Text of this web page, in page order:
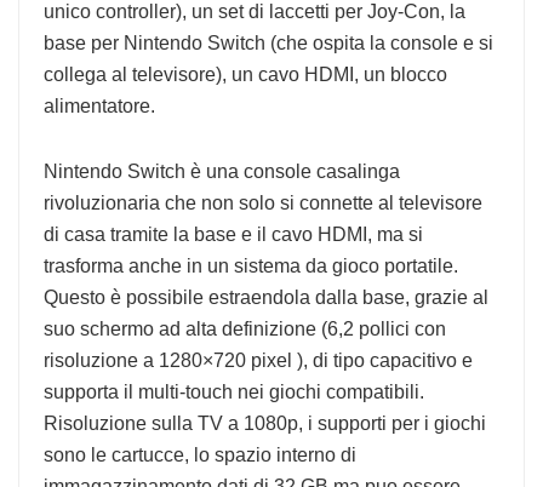
unico controller), un set di laccetti per Joy-Con, la
base per Nintendo Switch (che ospita la console e si
collega al televisore), un cavo HDMI, un blocco
alimentatore.
Nintendo Switch è una console casalinga
rivoluzionaria che non solo si connette al televisore
di casa tramite la base e il cavo HDMI, ma si
trasforma anche in un sistema da gioco portatile.
Questo è possibile estraendola dalla base, grazie al
suo schermo ad alta definizione (6,2 pollici con
risoluzione a 1280×720 pixel ), di tipo capacitivo e
supporta il multi-touch nei giochi compatibili.
Risoluzione sulla TV a 1080p, i supporti per i giochi
sono le cartucce, lo spazio interno di